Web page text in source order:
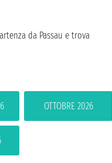
da Passau e trova
OTTOBRE 2026